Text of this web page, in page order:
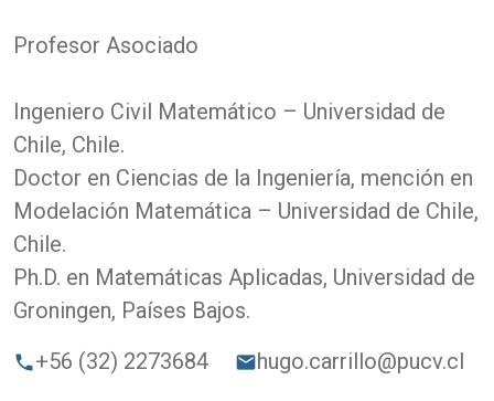
Profesor Asociado
Ingeniero Civil Matemático – Universidad de
Chile, Chile.
Doctor en Ciencias de la Ingeniería, mención en
Modelación Matemática – Universidad de Chile,
Chile.
Ph.D. en Matemáticas Aplicadas, Universidad de
Groningen, Países Bajos.
phone+56 (32) 2273684 emailhugo.carrillo@pucv.cl